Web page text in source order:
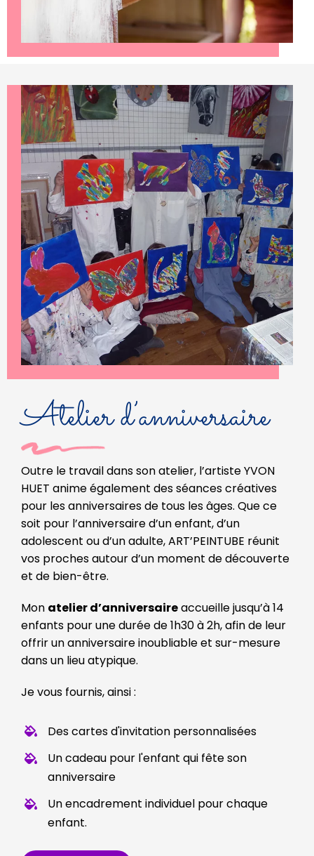
Atelier d’anniversaire
Outre le travail dans son atelier, l’artiste YVON
HUET anime également des séances créatives
pour les anniversaires de tous les âges. Que ce
soit pour l’anniversaire d’un enfant, d’un
adolescent ou d’un adulte, ART’PEINTUBE réunit
vos proches autour d’un moment de découverte
et de bien-être.
Mon atelier d’anniversaireaccueille jusqu’à 14
enfants pour une durée de 1h30 à 2h, afin de leur
offrir un anniversaire inoubliable et sur-mesure
dans un lieu atypique.
Je vous fournis, ainsi :
Des cartes d'invitation personnalisées
Un cadeau pour l'enfant qui fête son
anniversaire
Un encadrement individuel pour chaque
enfant.